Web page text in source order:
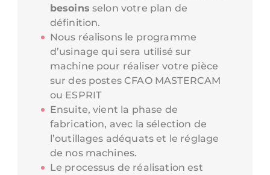
besoins selon votre plan de
définition.
Nous réalisons le programme
d’usinage qui sera utilisé sur
machine pour réaliser votre pièce
sur des postes CFAO MASTERCAM
ou ESPRIT
Ensuite, vient la phase de
fabrication, avec la sélection de
l’outillages adéquats et le réglage
de nos machines.
Le processus de réalisation est